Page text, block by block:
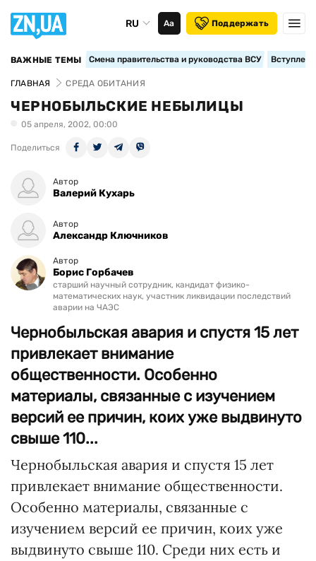
RU Аа Поддержать
ВАЖНЫЕ ТЕМЫ Смена правительства и руководства ВСУ
ГЛАВНАЯ СРЕДА ОБИТАНИЯ
ЧЕРНОБЫЛЬСКИЕ НЕБЫЛИЦЫ
05 апреля, 2002, 00:00
Поделиться
Автор
Валерий Кухарь
Автор
Александр Ключников
Автор
Борис Горбачев
старший научный сотрудник, кандидат физико-
математических наук, участник ликвидации последствий
аварии на ЧАЭС
Чернобыльская авария и спустя 15 лет
привлекает внимание
общественности. Особенно
материалы, связанные с изучением
версий ее причин, коих уже выдвинуто
свыше 110...
Чернобыльская авария и спустя 15 лет
привлекает внимание общественности.
Особенно материалы, связанные с
изучением версий ее причин, коих уже
выдвинуто свыше 110. Среди них есть и